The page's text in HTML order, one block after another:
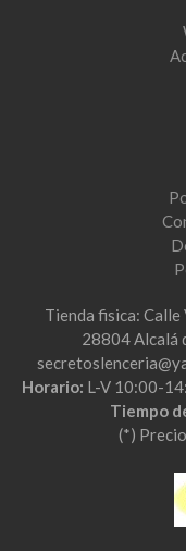
Tienda fisica:
28804 Alcalá
Horario: L-V 10:00-
Tiempo
(*)